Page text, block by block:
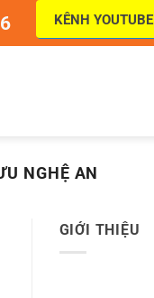
KÊNH YOUTUBE
NGHỆ AN
GIỚI THIỆU